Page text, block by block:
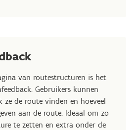
van routestructuren is het
Gebruikers kunnen
ze de route vinden en hoeveel
aan de route. Ideaal om zo
te zetten en extra onder de